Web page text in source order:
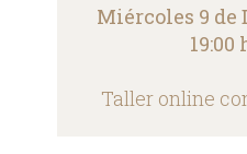
Miércoles 9 de
19:00
Taller online